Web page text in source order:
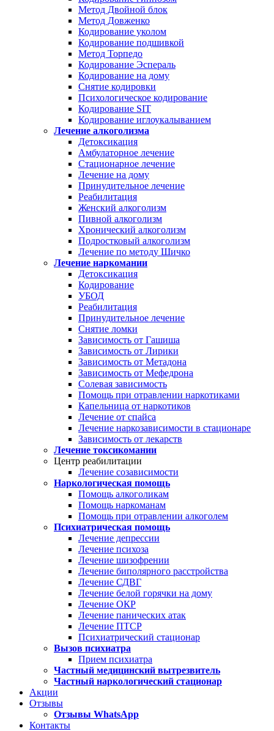
Метод Двойной блок
Метод Довженко
Кодирование уколом
Кодирование подшивкой
Метод Торпедо
Кодирование Эспераль
Кодирование на дому
Снятие кодировки
Психологическое кодирование
Кодирование SIT
Кодирование иглоукалыванием
Лечение алкоголизма
Детоксикация
Амбулаторное лечение
Стационарное лечение
Лечение на дому
Принудительное лечение
Реабилитация
Женский алкоголизм
Пивной алкоголизм
Хронический алкоголизм
Подростковый алкоголизм
Лечение по методу Шичко
Лечение наркомании
Детоксикация
Кодирование
УБОД
Реабилитация
Принудительное лечение
Снятие ломки
Зависимость от Гашиша
Зависимость от Лирики
Зависимость от Метадона
Зависимость от Мефедрона
Солевая зависимость
Помощь при отравлении наркотиками
Капельница от наркотиков
Лечение от спайса
Лечение наркозависимости в стационаре
Зависимость от лекарств
Лечение токсикомании
Центр реабилитации
Лечение созависимости
Наркологическая помощь
Помощь алкоголикам
Помощь наркоманам
Помощь при отравлении алкоголем
Психиатрическая помощь
Лечение депрессии
Лечение психоза
Лечение шизофрении
Лечение биполярного расстройства
Лечение СДВГ
Лечение белой горячки на дому
Лечение ОКР
Лечение панических атак
Лечение ПТСР
Психиатрический стационар
Вызов психиатра
Прием психиатра
Частный медицинский вытрезвитель
Частный наркологический стационар
Акции
Отзывы
Отзывы WhatsApp
Контакты